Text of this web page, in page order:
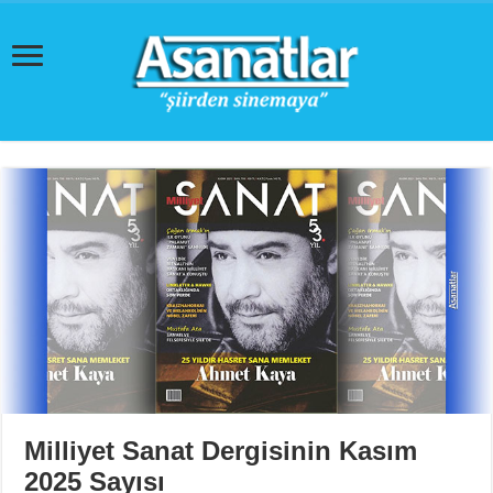
Milliyet Sanat Dergisinin Kasım
2025 Sayısı